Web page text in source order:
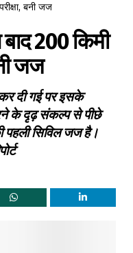
बनी जज
200 किमी
जज
दी गई पर इसके
के दृढ़ संकल्प से पीछे
सिविल जज है।